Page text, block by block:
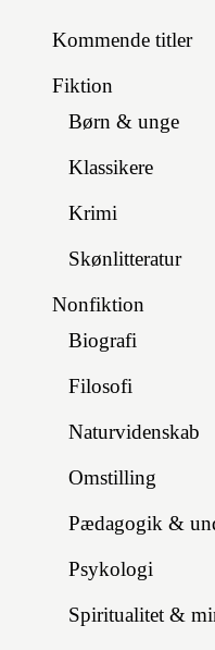
Kommende titler
Fiktion
Børn & unge
Klassikere
Krimi
Skønlitteratur
Nonfiktion
Biografi
Filosofi
Naturvidenskab
Omstilling
Pædagogik &
Psykologi
Spiritualitet &